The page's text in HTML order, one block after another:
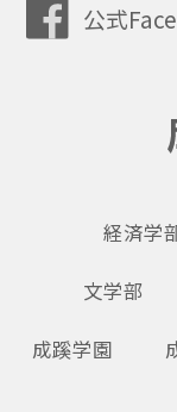
公式
経済学
文学部
成蹊学園